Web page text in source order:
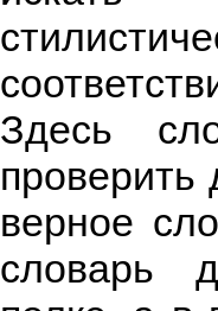
Здесь
проверить
верное
словарь